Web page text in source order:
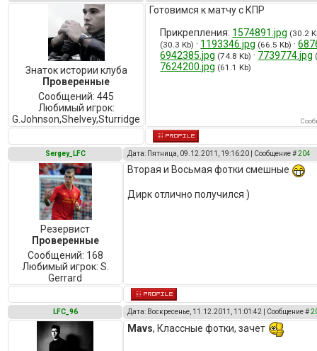
Знаток истории клуба
Проверенные
Сообщений:445
Любимый игрок:
G.Johnson,Shelvey,Sturridge
Готовимся к матчу с КПР
Прикрепления: 1574891.jpg (30.2
(30.3 Kb) · 1193346.jpg (66.5 Kb) ·
6942385.jpg (74.8 Kb) · 7739774.jpg
7624200.jpg (61.1 Kb)
Sergey_LFC Дата: Пятница, 09.12.2011, 19:16:20 | Сообщение #204
Резервист
Проверенные
Сообщений: 168
Любимый игрок: S.
Gerrard
Вторая и Восьмая фотки смешные
Дирк отлично получился )
LFC_96 Дата: Воскресенье, 11.12.2011, 11:01:42 | Сообщение #
Mavs, Классные фотки, зачет